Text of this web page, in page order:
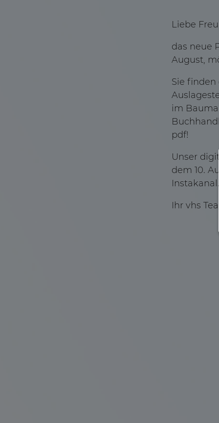
Liebe
das neue
August,
Sie
im
pdf!
Unser
dem 10.
Instakanal.
Ihr vhs